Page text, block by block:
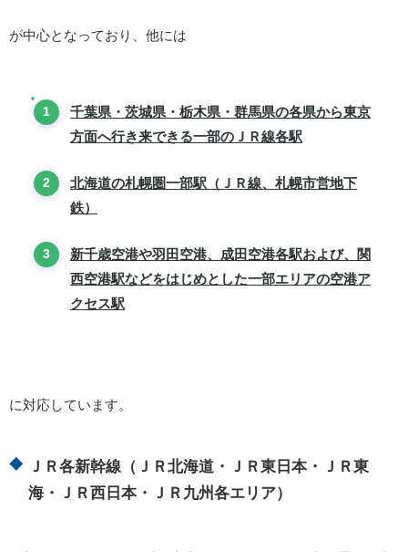
が中心となっており、他には
千葉県・茨城県・栃木県・群馬県の各県から東京
方面へ行き来できる一部のＪＲ線各駅
北海道の札幌圏一部駅（ＪＲ線、札幌市営地下
鉄）
新千歳空港や羽田空港、成田空港各駅および、関
西空港駅などをはじめとした一部エリアの空港ア
クセス駅
に対応しています。
ＪＲ各新幹線（ＪＲ北海道・ＪＲ東日本・ＪＲ東
海・ＪＲ西日本・ＪＲ九州各エリア）